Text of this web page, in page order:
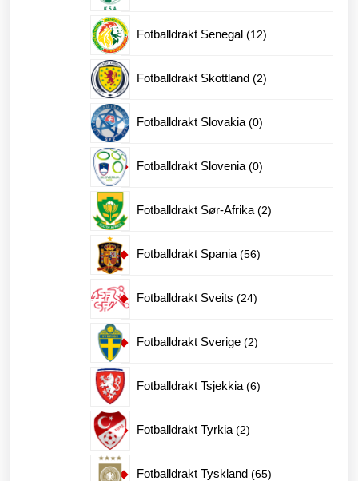
Fotballdrakt Senegal 1212
Fotballdrakt Skottland 22
Fotballdrakt Slovakia 00
Fotballdrakt Slovenia 00
Fotballdrakt Sør-Afrika 22
Fotballdrakt Spania 5656
Fotballdrakt Sveits 2424
Fotballdrakt Sverige 22
Fotballdrakt Tsjekkia 66
Fotballdrakt Tyrkia 22
Fotballdrakt Tyskland 6565